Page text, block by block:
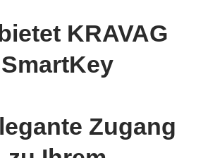
KRAVAG
SmartKey
Zugang